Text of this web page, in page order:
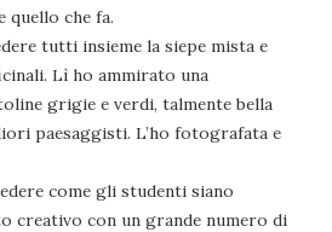
quello che fa.
tutti insieme la siepe mista e
Lì ho ammirato una
grigie e verdi, talmente bella
paesaggisti. L’ho fotografata e
come gli studenti siano
creativo con un grande numero di